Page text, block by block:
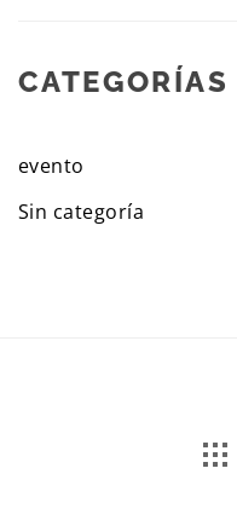
CATEGORÍAS
evento
Sin categoría